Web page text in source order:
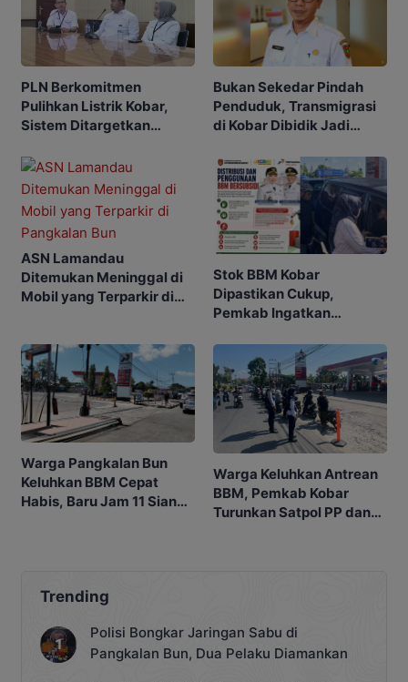
PLN Berkomitmen
Pulihkan Listrik Kobar,
Sistem Ditargetkan
Bukan Sekedar Pindah
Penduduk, Transmigrasi
di Kobar Dibidik Jadi
ASN Lamandau
Ditemukan Meninggal di
Mobil yang Terparkir di
Stok BBM Kobar
Dipastikan Cukup,
Pemkab Ingatkan
Penyalahgunaan
Warga Pangkalan Bun
Keluhkan BBM Cepat
Habis, Baru Jam 11 Siang
Warga Keluhkan Antrean
BBM, Pemkab Kobar
Turunkan Satpol PP dan
Trending
Polisi Bongkar Jaringan Sabu di
Pangkalan Bun, Dua Pelaku Diamankan